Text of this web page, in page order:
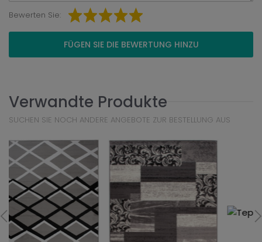
Bewerten Sie:
FÜGEN SIE DIE BEWERTUNG HINZU
Verwandte Produkte
SUCHEN SIE NOCH ANDERE ANGEBOTE ZUR BESTELLUNG AUS